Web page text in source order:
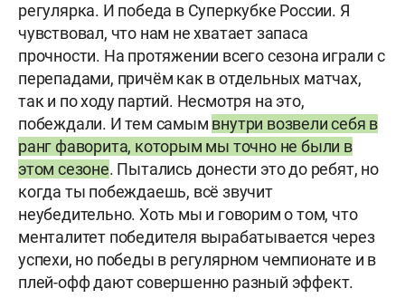
регулярка. И победа в Суперкубке России. Я
чувствовал, что нам не хватает запаса
прочности. На протяжении всего сезона играли с
перепадами, причём как в отдельных матчах,
так и по ходу партий. Несмотря на это,
побеждали. И тем самым внутри возвели себя в
ранг фаворита, которым мы точно не были в
этом сезоне. Пытались донести это до ребят, но
когда ты побеждаешь, всё звучит
неубедительно. Хоть мы и говорим о том, что
менталитет победителя вырабатывается через
успехи, но победы в регулярном чемпионате и в
плей-офф дают совершенно разный эффект.